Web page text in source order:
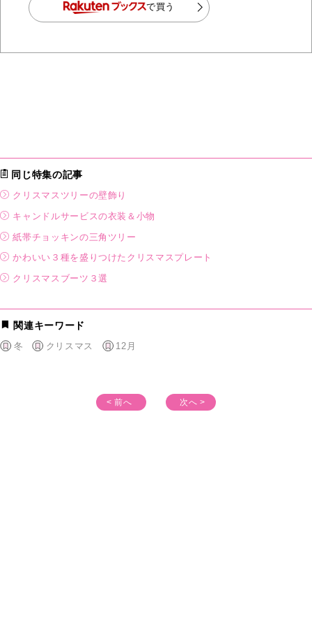
で買う
同じ特集の記事
クリスマスツリーの壁飾り
キャンドルサービスの衣装＆小物
紙帯チョッキンの三角ツリー
かわいい３種を盛りつけたクリスマスプレート
クリスマスブーツ３選
関連キーワード
冬 クリスマス 12月
< 前へ 次へ >